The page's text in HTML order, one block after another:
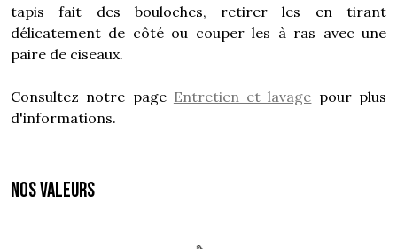
tapis fait des bouloches, retirer les en tirant
délicatement de côté ou couper les à ras avec une
paire de ciseaux.
Consultez notre page Entretien et lavage pour plus
d'informations.
NOS VALEURS